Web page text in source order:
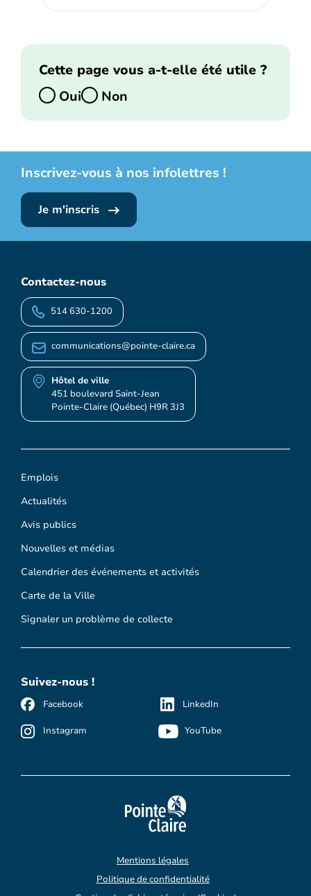
Cette page vous a-t-elle été utile ?
Oui
Non
Inscrivez-vous à nos infolettres !
Je m'inscris
Emplois
Actualités
Avis publics
Nouvelles et médias
Calendrier des événements et activités
Carte de la Ville
Signaler un problème de collecte
Contactez-nous
514 630-1200
communications@pointe-claire.ca
Hôtel de ville
451 boulevard Saint-Jean
Pointe-Claire (Québec) H9R 3J3
Suivez-nous !
Facebook
Instagram
LinkedIn
YouTube
Mentions légales
Politique de confidentialité